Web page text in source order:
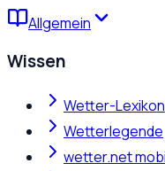
Allgemein
Wissen
Wetter-Lexikon
Wetterlegende
wetter.net